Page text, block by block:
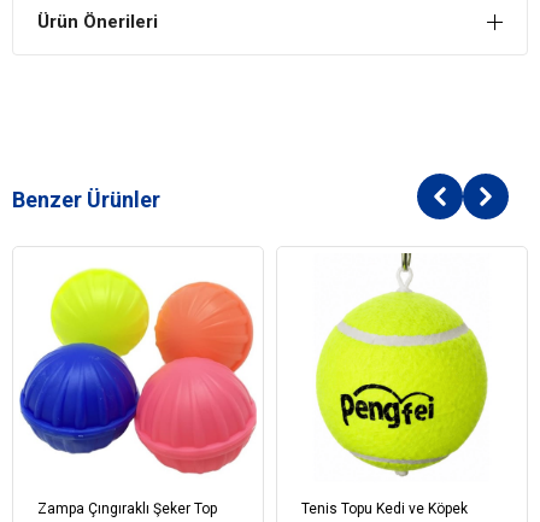
Ürün Önerileri
Benzer Ürünler
Zampa Çıngıraklı Şeker Top
Tenis Topu Kedi ve Köpek